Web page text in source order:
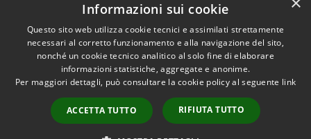
Dichiarazione di accessibilità
Accessibilità
Copyright © 2026 • Comune di
Andora • Powered by
Municipium•
Accesso
redazione
Informazioni sui cookie
Questo sito web utilizza cookie tecnici e assimilati strettamente
necessari al corretto funzionamento e alla navigazione del sito,
nonché un cookie tecnico analitico al solo fine di elaborare
informazioni statistiche, aggregate e anonime.
Per maggiori dettagli, può consultare la cookie policy al seguente link
ACCETTA TUTTO RIFIUTA TUTTO